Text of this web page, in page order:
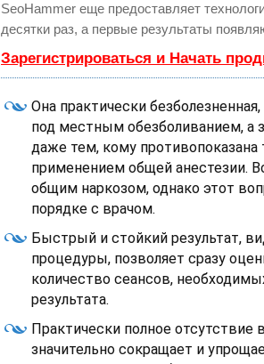
SeoHammer еще предоставляет
десятки раз, а первые результаты
Зарегистрироваться и Начать
Она практически
под местным обезболиванием, а
даже тем, кому противопоказана
применением общей анестезии.
общим наркозом, однако этот
порядке с врачом.
Быстрый и стойкий результат,
процедуры, позволяет сразу
количество сеансов,
результата.
Практически полное
значительно сокращает и